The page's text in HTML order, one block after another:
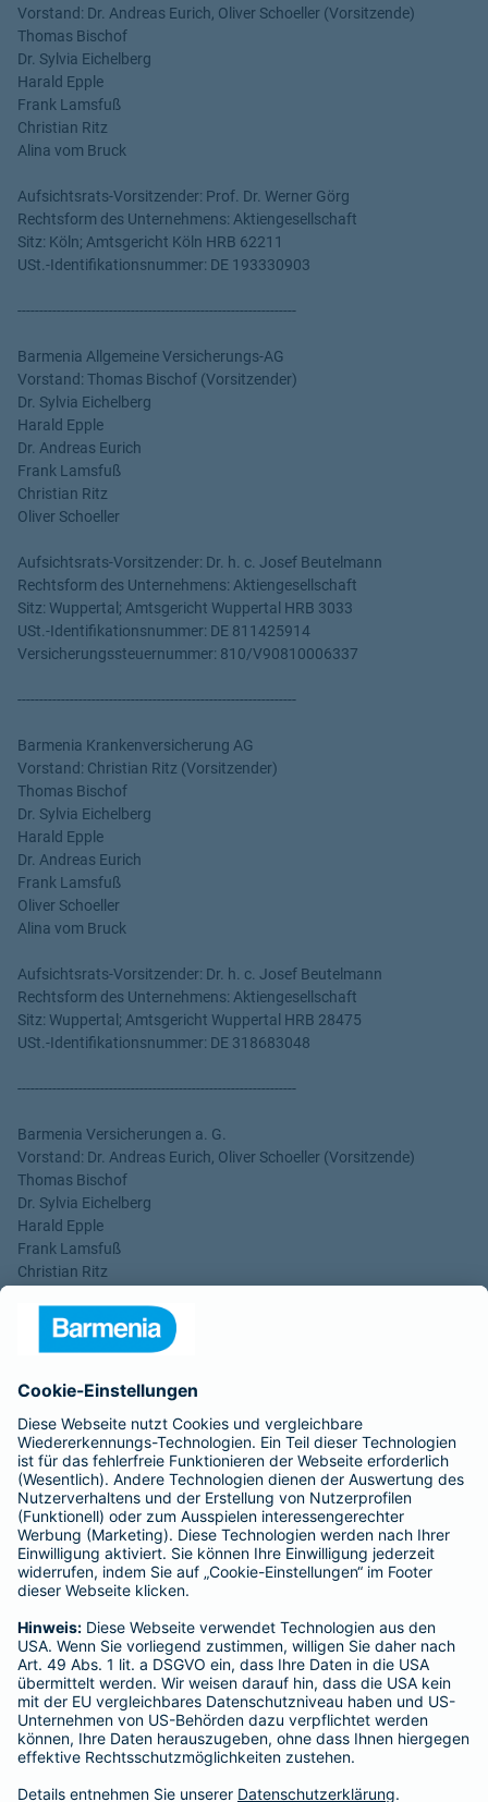
Vorstand: Dr. Andreas Eurich, Oliver Schoeller (Vorsitzende)
Thomas Bischof
Dr. Sylvia Eichelberg
Harald Epple
Frank Lamsfuß
Christian Ritz
Alina vom Bruck
Aufsichtsrats-Vorsitzender: Prof. Dr. Werner Görg
Rechtsform des Unternehmens: Aktiengesellschaft
Sitz: Köln; Amtsgericht Köln HRB 62211
USt.-Identifikationsnummer: DE 193330903
----------------------------------------------------------------
Barmenia Allgemeine Versicherungs-AG
Vorstand: Thomas Bischof (Vorsitzender)
Dr. Sylvia Eichelberg
Harald Epple
Dr. Andreas Eurich
Frank Lamsfuß
Christian Ritz
Oliver Schoeller
Aufsichtsrats-Vorsitzender: Dr. h. c. Josef Beutelmann
Rechtsform des Unternehmens: Aktiengesellschaft
Sitz: Wuppertal; Amtsgericht Wuppertal HRB 3033
USt.-Identifikationsnummer: DE 811425914
Versicherungssteuernummer: 810/V90810006337
----------------------------------------------------------------
Barmenia Krankenversicherung AG
Vorstand: Christian Ritz (Vorsitzender)
Thomas Bischof
Dr. Sylvia Eichelberg
Harald Epple
Dr. Andreas Eurich
Frank Lamsfuß
Oliver Schoeller
Alina vom Bruck
Aufsichtsrats-Vorsitzender: Dr. h. c. Josef Beutelmann
Rechtsform des Unternehmens: Aktiengesellschaft
Sitz: Wuppertal; Amtsgericht Wuppertal HRB 28475
USt.-Identifikationsnummer: DE 318683048
----------------------------------------------------------------
Barmenia Versicherungen a. G.
Vorstand: Dr. Andreas Eurich, Oliver Schoeller (Vorsitzende)
Thomas Bischof
Dr. Sylvia Eichelberg
Harald Epple
Frank Lamsfuß
Christian Ritz
Aufsichtsrats-Vorsitzender: Dr. h. c. Josef Beutelmann
Gegenseitigkeit
USt.-Identifikationsnummer: DE 121102508
----------------------------------------------------------------
Gothaer Lebensversicherung AG
Vorstand: Alina vom Bruck (Vorsitzende)
Thomas Bischof
Dr. Sylvia Eichelberg
Dr. Andreas Eurich
Frank Lamsfuß
Christian Ritz
Oliver Schoeller
Aufsichtsrats-Vorsitzender: Prof. Dr. Werner Görg
Sitz: Köln; Amtsgericht Köln HRB 56769